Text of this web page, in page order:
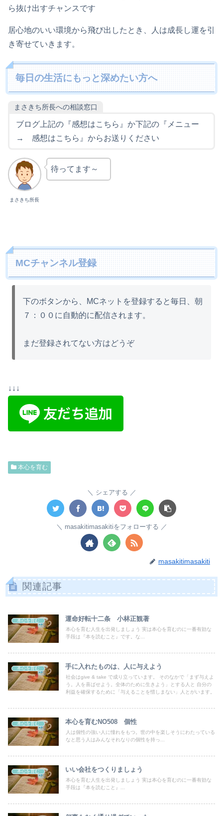
ら抜け出すチャンスです
居心地のいい環境から飛び出したとき、人は成長し運を引
き寄せていきます。
毎日の生活にもっと深めたい方へ
まさきち所長への相談窓口
ブログ上記の『感想はこちら』か下記の『メニュー
→ 感想はこちら』からお送りください
まさきち所長
待ってます～
MCチャンネル登録
下のボタンから、MCネットを登録すると毎日、朝
７：００に自動的に配信されます。
まだ登録されてない方はどうぞ
↓↓↓
本心を育む
シェアする
masakitimasakitiをフォローする
masakitimasakiti
関連記事
本心を育む 運命好転十二条 小林正観著
本心を育む人生を出発しましょう 実は本心を育むのに一番有効な
手段は『本を読むこと』です。な...
本心を育む 手に入れたものは、人に与えよう
社会はgive & take で成り立っています。 そのなかで「まず与えよ
う。人を喜ばせよう。全体のために生きよう」とする人と 自分の
利益を確保するために「与えることを惜しまない」人とがいます。
本心を育む 本心を育むNO508 個性
人は個性の強い人に憧れをもつ。世の中を楽しそうにわたっている
なと思う人はみんなそれなりの個性を持っ...
本心を育む いい会社をつくりましょう
本心を育む人生を出発しましょう 実は本心を育むのに一番有効な
手段は『本を読むこと』...